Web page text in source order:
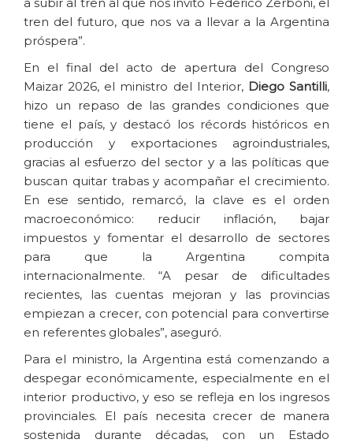
tren del futuro, que nos va a llevar a la Argentina
próspera”.
En el final del acto de apertura del Congreso
Maizar 2026, el ministro del Interior, Diego Santilli,
hizo un repaso de las grandes condiciones que
tiene el país, y destacó los récords históricos en
producción y exportaciones agroindustriales,
gracias al esfuerzo del sector y a las políticas que
buscan quitar trabas y acompañar el crecimiento.
En ese sentido, remarcó, la clave es el orden
macroeconómico: reducir inflación, bajar
impuestos y fomentar el desarrollo de sectores
para que la Argentina compita
internacionalmente. “A pesar de dificultades
recientes, las cuentas mejoran y las provincias
empiezan a crecer, con potencial para convertirse
en referentes globales”, aseguró.
Para el ministro, la Argentina está comenzando a
despegar económicamente, especialmente en el
interior productivo, y eso se refleja en los ingresos
provinciales. El país necesita crecer de manera
sostenida durante décadas, con un Estado